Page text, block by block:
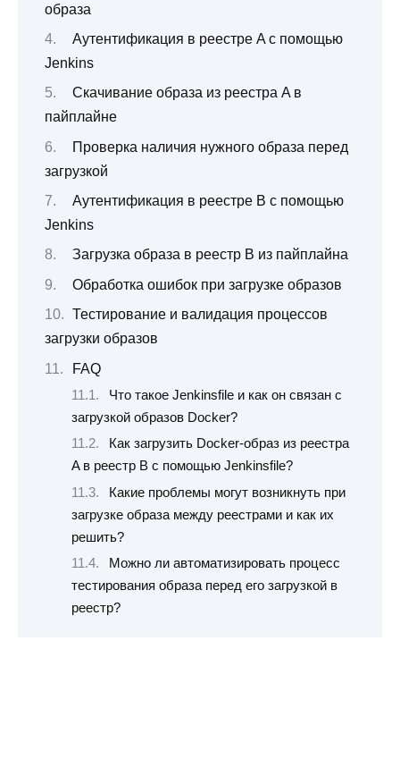
образа
Аутентификация в реестре A с помощью
Jenkins
Скачивание образа из реестра A в
пайплайне
Проверка наличия нужного образа перед
загрузкой
Аутентификация в реестре B с помощью
Jenkins
Загрузка образа в реестр B из пайплайна
Обработка ошибок при загрузке образов
Тестирование и валидация процессов
загрузки образов
FAQ
Что такое Jenkinsfile и как он связан с
загрузкой образов Docker?
Как загрузить Docker-образ из реестра
A в реестр B с помощью Jenkinsfile?
Какие проблемы могут возникнуть при
загрузке образа между реестрами и как их
решить?
Можно ли автоматизировать процесс
тестирования образа перед его загрузкой в
реестр?